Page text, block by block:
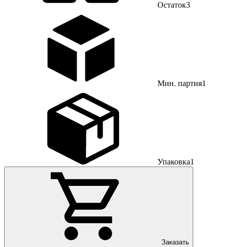
Остаток3
Мин. партия1
Упаковка1
Заказать